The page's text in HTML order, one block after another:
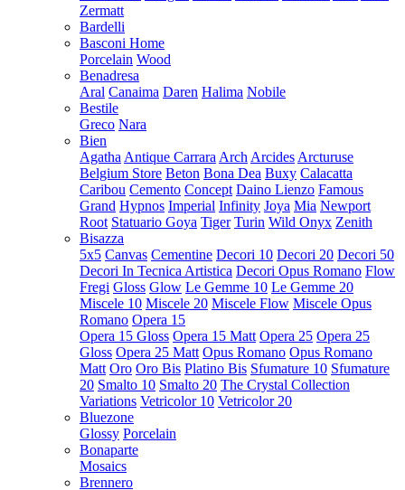
Zermatt
Bardelli
Basconi Home
Porcelain Wood
Benadresa
Aral Canaima Daren Halima Nobile
Bestile
Greco Nara
Bien
Agatha Antique Carrara Arch Arcides Arcturuse
Belgium Store Beton Bona Dea Buxy Calacatta
Caribou Cemento Concept Daino Lienzo Famous
Grand Hypnos Imperial Infinity Joya Mia Newport
Root Statuario Goya Tiger Turin Wild Onyx Zenith
Bisazza
5x5 Canvas Cementine Decori 10 Decori 20 Decori 50
Decori In Tecnica Artistica Decori Opus Romano Flow
Fregi Gloss Glow Le Gemme 10 Le Gemme 20
Miscele 10 Miscele 20 Miscele Flow Miscele Opus
Romano Opera 15
Opera 15 Gloss Opera 15 Matt Opera 25 Opera 25
Gloss Opera 25 Matt Opus Romano Opus Romano
Matt Oro Oro Bis Platino Bis Sfumature 10 Sfumature
20 Smalto 10 Smalto 20 The Crystal Collection
Variations Vetricolor 10 Vetricolor 20
Bluezone
Glossy Porcelain
Bonaparte
Mosaics
Brennero